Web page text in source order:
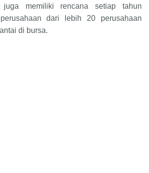
juga memiliki rencana setiap tahun
dari lebih 20 perusahaan
di bursa.